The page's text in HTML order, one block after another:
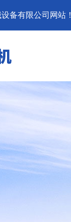
备有限公司网站！